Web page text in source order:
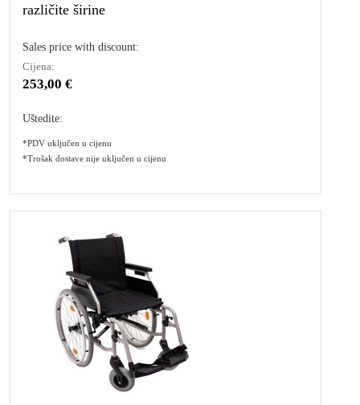
različite širine
Sales price with discount:
Cijena:
253,00 €
Uštedite:
*PDV uključen u cijenu
*Trošak dostave nije uključen u cijenu